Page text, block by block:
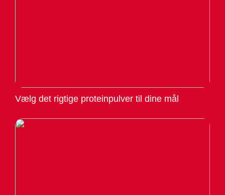
Vælg det rigtige proteinpulver til dine mål